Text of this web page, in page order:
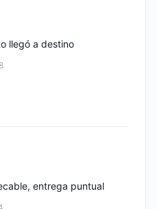
llegó a destino
entrega puntual